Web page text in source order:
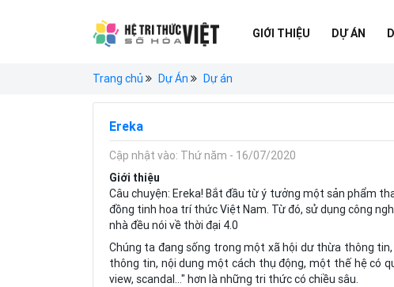
GIỚI THIỆU DỰ ÁN
Trang chủ Dự Án Dự án
Ereka
Cập nhật vào: Thứ năm - 16/07/2020
Giới thiệu
Câu chuyện: Ereka! Bắt đầu từ ý tưởng một sản phẩm
đồng tinh hoa trí thức Việt Nam. Từ đó, sử dụng công
nhà đều nói về thời đại 4.0
Chúng ta đang sống trong một xã hội dư thừa thông
thông tin, nội dung một cách thụ động, một thế hệ có
view, scandal…" hơn là những tri thức có chiều sâu.